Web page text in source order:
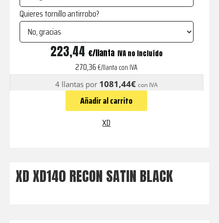
Quieres tornillo antirrobo?
SATIN
BLACK
223,44 € IVA no incluído
270,36€/llanta con IVA
4 llantas por 1081,44€ con IVA
Añadir al carrito
XD
XD XD140 RECON SATIN BLACK